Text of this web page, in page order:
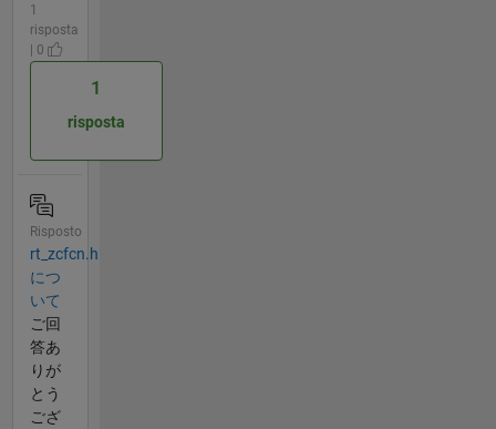
1
risposta
| 0
1
risposta
Risposto
rt_zcfcn.h
につ
いて
ご回
答あ
りが
とう
ござ